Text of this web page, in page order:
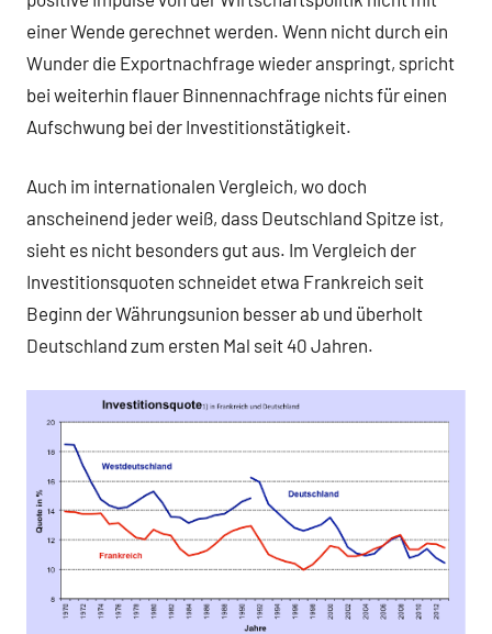
einer Wende gerechnet werden. Wenn nicht durch ein
Wunder die Exportnachfrage wieder anspringt, spricht
bei weiterhin flauer Binnennachfrage nichts für einen
Aufschwung bei der Investitionstätigkeit.
Auch im internationalen Vergleich, wo doch
anscheinend jeder weiß, dass Deutschland Spitze ist,
sieht es nicht besonders gut aus. Im Vergleich der
Investitionsquoten schneidet etwa Frankreich seit
Beginn der Währungsunion besser ab und überholt
Deutschland zum ersten Mal seit 40 Jahren.